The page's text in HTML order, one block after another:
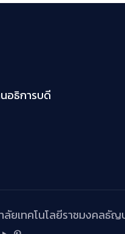
อธิการบดี
ลัยเทคโนโลยีราชมงคลธัญ